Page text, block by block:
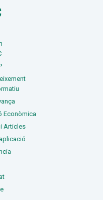
Econòmica
Articles